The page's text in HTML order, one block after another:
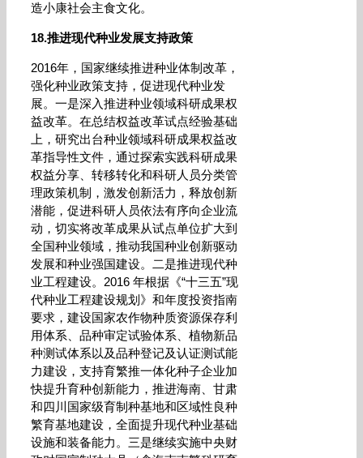
造小康社会主食文化。
18.推进现代种业发展支持政策
2016年，国家继续推进种业体制改革，
强化种业政策支持，促进现代种业发
展。一是深入推进种业领域科研成果权
益改革。在总结权益改革试点经验基础
上，研究出台种业领域科研成果权益改
革指导性文件，通过探索实践科研成果
权益分享、转移转化和科研人员分类管
理政策机制，激发创新活力，释放创新
潜能，促进科研人员依法有序向企业流
动，切实将改革成果从试点单位扩大到
全国种业领域，推动我国种业创新驱动
发展和种业强国建设。二是推进现代种
业工程建设。2016 年根据《“十三五”现
代种业工程建设规划》和年度投资指南
要求，建设国家农作物种质资源保存利
用体系、品种审定试验体系、植物新品
种测试体系以及品种登记及认证测试能
力建设，支持育繁推一体化种子企业加
快提升育种创新能力，推进海南、甘肃
和四川国家级育制种基地和区域性良种
繁育基地建设，全面提升现代种业基础
设施和装备能力。三是继续实施中央财